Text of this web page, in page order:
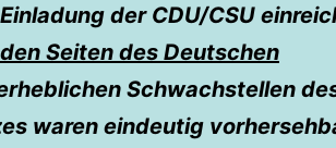
der CDU/CSU
Seiten des Deutschen
Schwachstellen
waren eindeutig